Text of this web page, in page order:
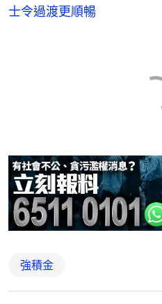
士令過渡更順暢
強積金